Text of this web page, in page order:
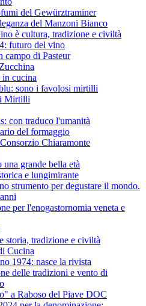
del Gewürztraminer
del Manzoni Bianco
è cultura, tradizione e civiltà
futuro del vino
campo di Pasteur
cucina
sono i favolosi mirtilli
Mirtilli
con traduco l'umanità
del formaggio
Chiaramonte
una grande bella età
e lungimirante
strumento per degustare il mondo.
per l'enogastornomia veneta e
storia, tradizione e civiltà
Cucina
1974: nasce la rivista
delle tradizioni e vento di
a Raboso del Piave DOC